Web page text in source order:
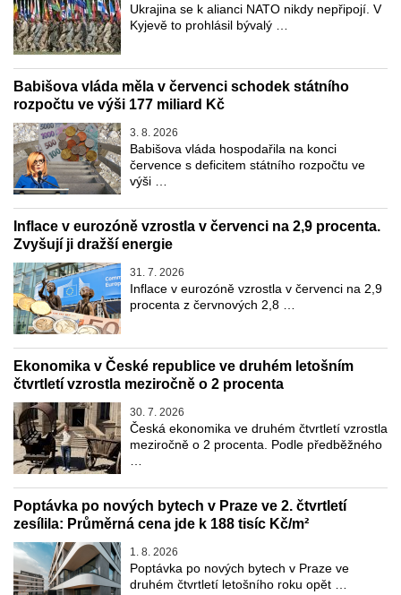
Ukrajina se k alianci NATO nikdy nepřipojí. V
Kyjevě to prohlásil bývalý …
Babišova vláda měla v červenci schodek státního
rozpočtu ve výši 177 miliard Kč
3. 8. 2026
Babišova vláda hospodařila na konci
července s deficitem státního rozpočtu ve
výši …
Inflace v eurozóně vzrostla v červenci na 2,9 procenta.
Zvyšují ji dražší energie
31. 7. 2026
Inflace v eurozóně vzrostla v červenci na 2,9
procenta z červnových 2,8 …
Ekonomika v České republice ve druhém letošním
čtvrtletí vzrostla meziročně o 2 procenta
30. 7. 2026
Česká ekonomika ve druhém čtvrtletí vzrostla
meziročně o 2 procenta. Podle předběžného
Poptávka po nových bytech v Praze ve 2. čtvrtletí
zesílila: Průměrná cena jde k 188 tisíc Kč/m²
1. 8. 2026
Poptávka po nových bytech v Praze ve
druhém čtvrtletí letošního roku opět …